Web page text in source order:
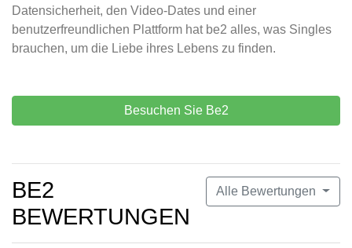
Datensicherheit, den Video-Dates und einer
benutzerfreundlichen Plattform hat be2 alles, was Singles
brauchen, um die Liebe ihres Lebens zu finden.
Besuchen Sie Be2
Alle Bewertungen
BE2
BEWERTUNGEN